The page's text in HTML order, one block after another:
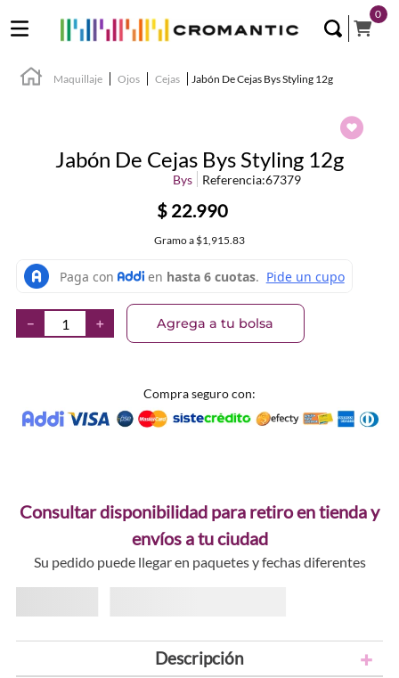
0
Maquillaje Ojos Cejas Jabón De Cejas Bys Styling 12g
Jabón De Cejas Bys Styling 12g
Bys Referencia:67379
$ 22.990
Gramoa $1,915.83
＋
－ Agrega a tu bolsa
Compra seguro con:
Consultar disponibilidad para retiro en tienda y
envíos a tu ciudad
Su pedido puede llegar en paquetes y fechas diferentes
Descripción